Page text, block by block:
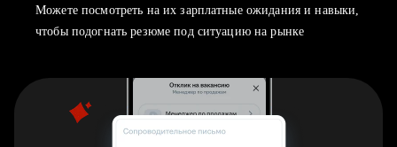
Можете посмотреть на их зарплатные ожидания и навыки,
чтобы подогнать резюме под ситуацию на рынке